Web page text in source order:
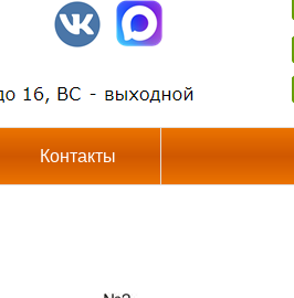
Контакты